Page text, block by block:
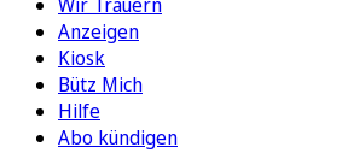
Wir Trauern
Anzeigen
Kiosk
Bütz Mich
Hilfe
Abo kündigen